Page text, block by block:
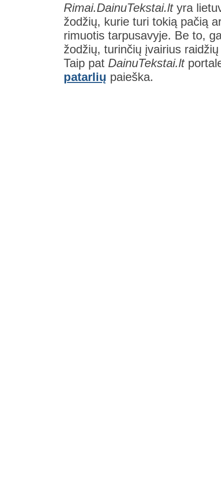
Rimai.DainuTekstai.ltyra
žodžių, kurie turi tokią pačią
rimuotis tarpusavyje. Be to,
žodžių, turinčių įvairius
Taip pat DainuTekstai.lt
patarlių paieška.